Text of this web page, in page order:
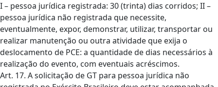
I – pessoa jurídica registrada: 30 (trinta) dias corridos; II –
pessoa jurídica não registrada que necessite,
eventualmente, expor, demonstrar, utilizar, transportar ou
realizar manutenção ou outra atividade que exija o
deslocamento de PCE: a quantidade de dias necessários à
realização do evento, com eventuais acréscimos.
Art. 17. A solicitação de GT para pessoa jurídica não